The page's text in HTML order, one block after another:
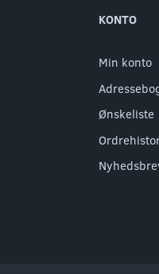
KONTO
Min konto
Ønskeliste